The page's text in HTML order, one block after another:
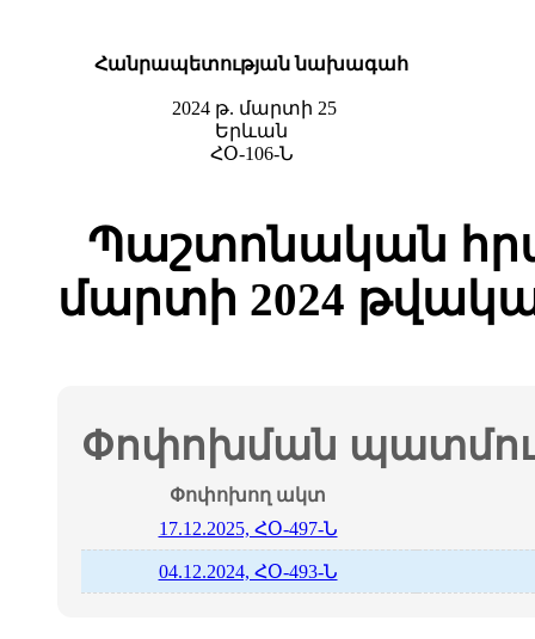
Հանրապետության նախագահ
2024 թ. մարտի 25
Երևան
ՀՕ-106-Ն
Պաշտոնական
մարտի 2024
Փոփոխման
Փոփոխող ակտ
17.12.2025, ՀՕ-497-Ն
04.12.2024, ՀՕ-493-Ն